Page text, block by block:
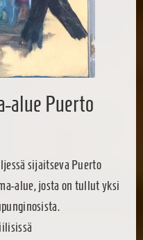
alue Puerto
sijaitseva Puerto
alue, josta on tullut yksi